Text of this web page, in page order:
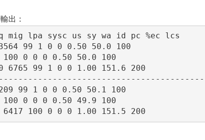
出：
mig lpa sysc us sy wa id pc %ec lcs
99 1 0 0 0.50 50.0 100
0 0 0 0.50 50.0 100
6765 99 1 0 0 1.00 151.6 200
99 1 0 0 0.50 50.1 100
0 0 0 0.50 49.9 100